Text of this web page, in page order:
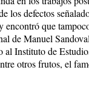
los defectos
que
de Manuel
Instituto de
otros frutos, el